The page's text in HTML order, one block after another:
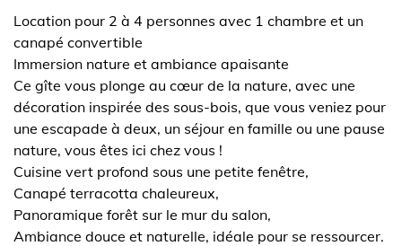
Location pour 2 à 4 personnes avec 1 chambre et un
canapé convertible
Immersion nature et ambiance apaisante
Ce gîte vous plonge au cœur de la nature, avec une
décoration inspirée des sous-bois, que vous veniez pour
une escapade à deux, un séjour en famille ou une pause
nature, vous êtes ici chez vous !
Cuisine vert profond sous une petite fenêtre,
Canapé terracotta chaleureux,
Panoramique forêt sur le mur du salon,
Ambiance douce et naturelle, idéale pour se ressourcer.